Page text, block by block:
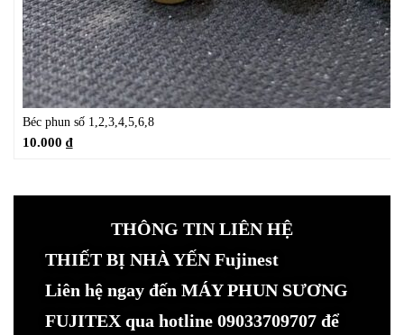
Béc phun số 1,2,3,4,5,6,8
10.000 ₫
THÔNG TIN LIÊN HỆ
THIẾT BỊ NHÀ YẾN Fujinest
Liên hệ ngay đến MÁY PHUN SƯƠNG
FUJITEX qua hotline 09033709707 để